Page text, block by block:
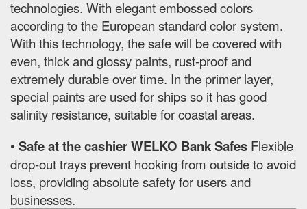
technologies. With elegant embossed colors
according to the European standard color system.
With this technology, the safe will be covered with
even, thick and glossy paints, rust-proof and
extremely durable over time. In the primer layer,
special paints are used for ships so it has good
salinity resistance, suitable for coastal areas.
• Safe at the cashier WELKO Bank Safes Flexible
drop-out trays prevent hooking from outside to avoid
loss, providing absolute safety for users and
businesses.